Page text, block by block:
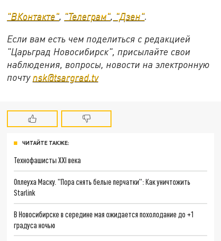
"ВКонтакте", "Телеграм", "Дзен".
Если вам есть чем поделиться с редакцией
"Царьград Новосибирск", присылайте свои
наблюдения, вопросы, новости на электронную
почту nsk@tsargrad.tv
ЧИТАЙТЕ ТАКЖЕ:
Технофашисты XXI века
Оплеуха Маску. "Пора снять белые перчатки": Как уничтожить
Starlink
В Новосибирске в середине мая ожидается похолодание до +1
градуса ночью